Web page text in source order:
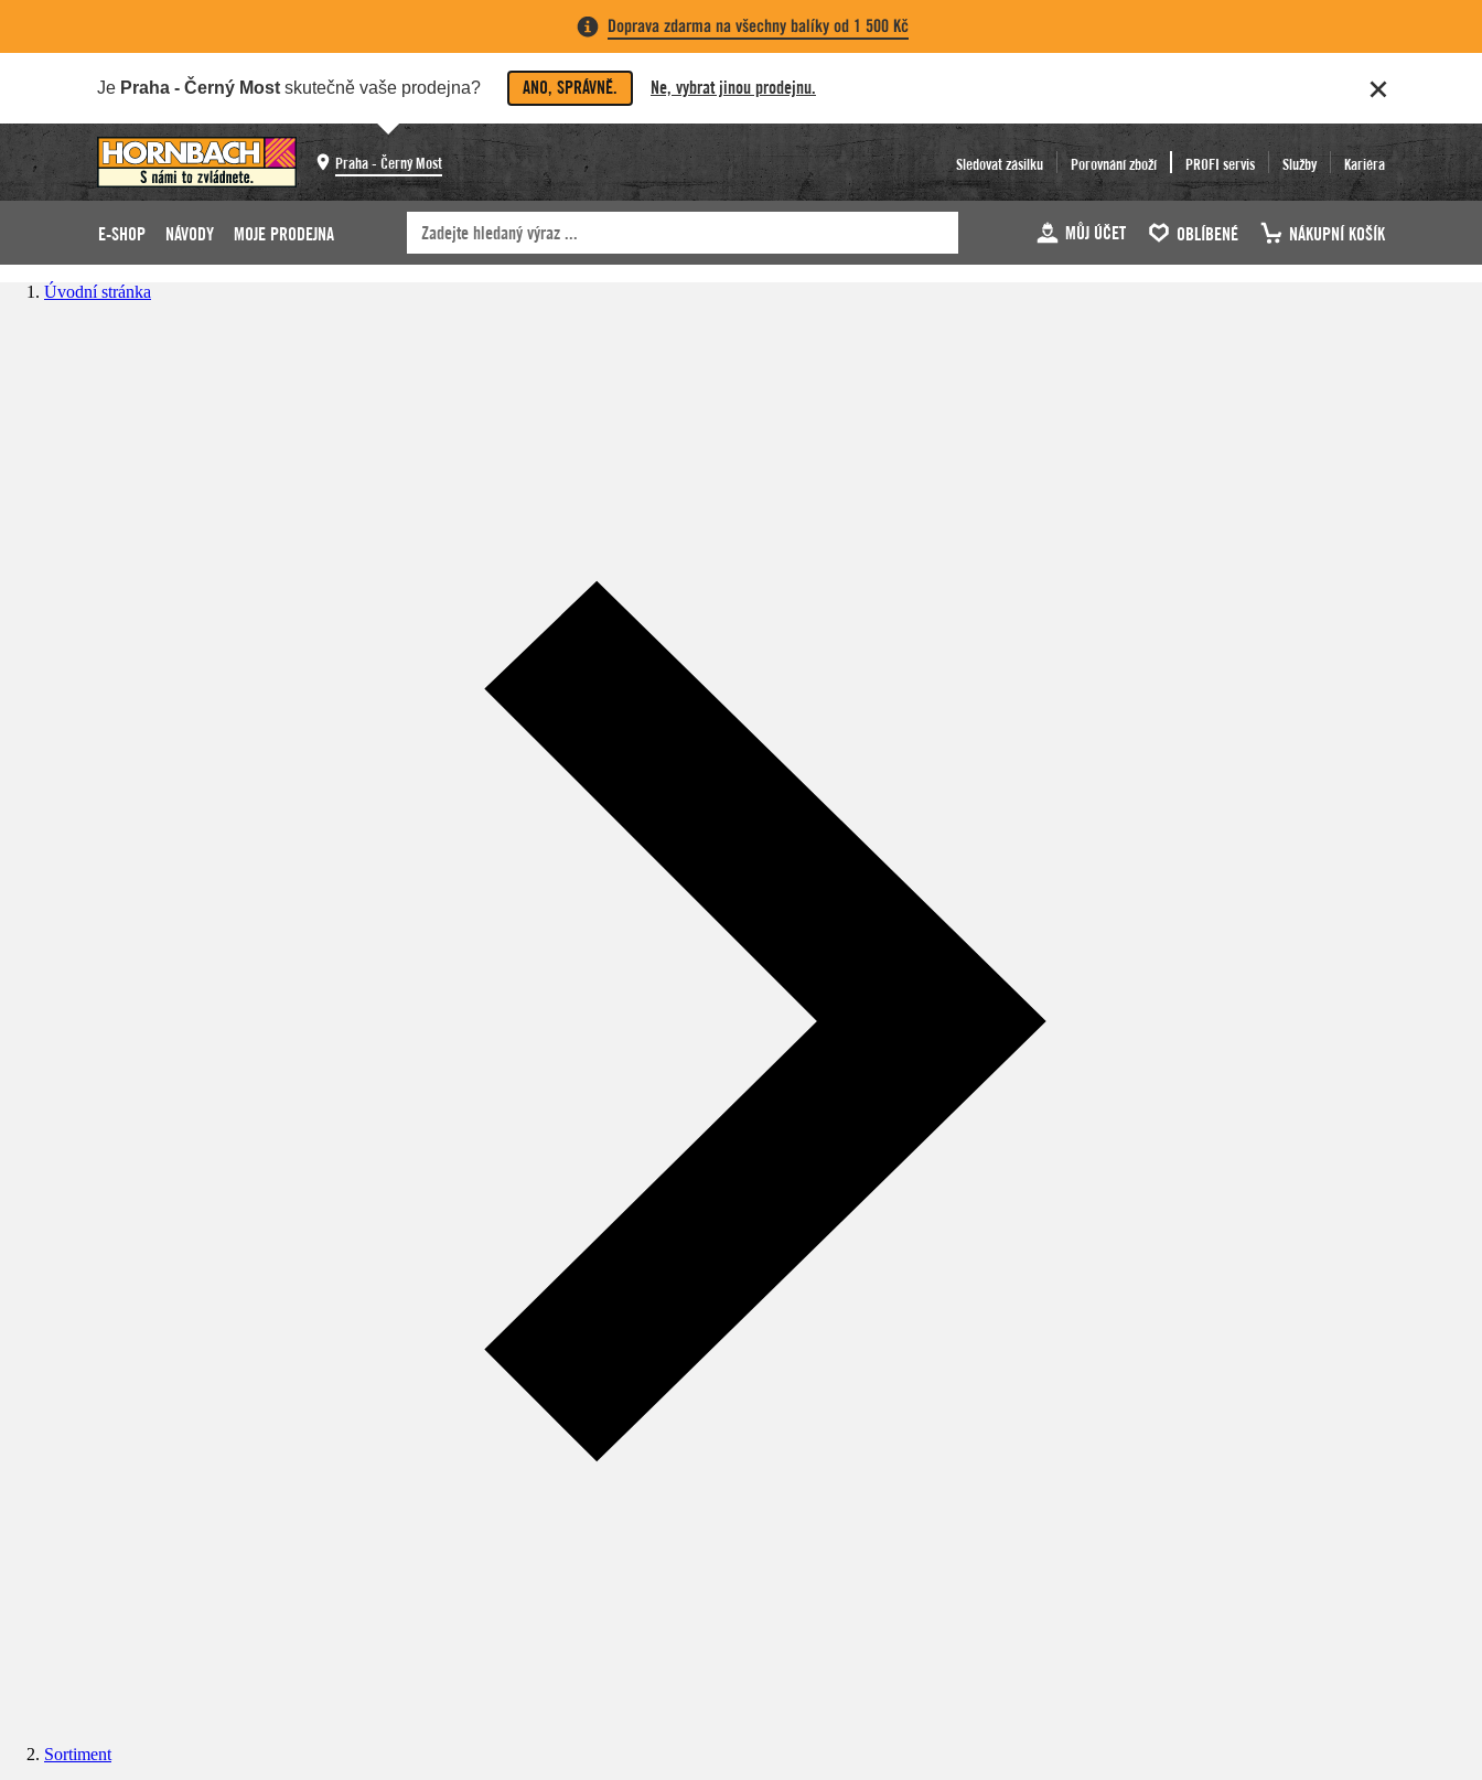
Doprava zdarma na všechny balíky od 1 500 Kč
Je Praha - Černý Most skutečně vaše prodejna? ANO, SPRÁVNĚ. Ne, vybrat jinou prodejnu.
Praha - Černý Most Sledovat zásilku Porovnání zboží PROFI servis Služby Kariéra
E-SHOP NÁVODY MOJE PRODEJNA MŮJ ÚČET OBLÍBENÉ NÁKUPNÍ KOŠÍK
Úvodní stránka
Sortiment